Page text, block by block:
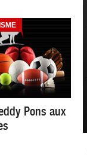
Pons aux